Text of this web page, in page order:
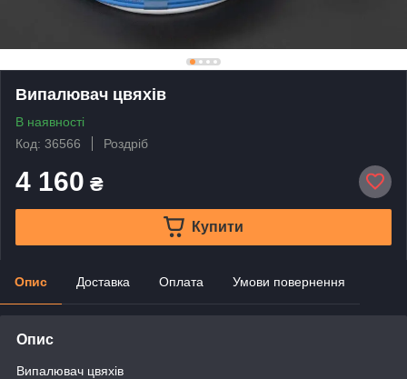
Випалювач цвяхів
В наявності
Код: 36566
Роздріб
4 160 ₴
Купити
Опис Доставка Оплата Умови повернення
Опис
Випалювач цвяхів